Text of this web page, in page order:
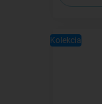
Kolekcia